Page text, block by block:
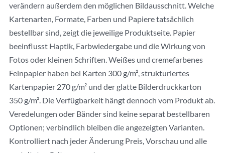
verändern außerdem den möglichen Bildausschnitt. Welche
Kartenarten, Formate, Farben und Papiere tatsächlich
bestellbar sind, zeigt die jeweilige Produktseite. Papier
beeinflusst Haptik, Farbwiedergabe und die Wirkung von
Fotos oder kleinen Schriften. Weißes und cremefarbenes
Feinpapier haben bei Karten 300 g/m², strukturiertes
Kartenpapier 270 g/m² und der glatte Bilderdruckkarton
350 g/m². Die Verfügbarkeit hängt dennoch vom Produkt ab.
Veredelungen oder Bänder sind keine separat bestellbaren
Optionen; verbindlich bleiben die angezeigten Varianten.
Kontrolliert nach jeder Änderung Preis, Vorschau und alle